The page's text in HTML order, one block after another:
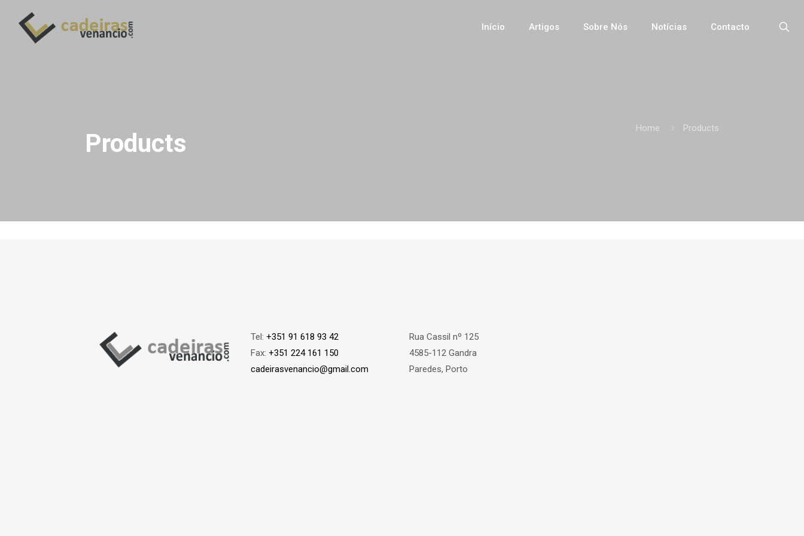
Início Artigos Sobre Nós Notícias Contacto
Products
Home Products
Tel: +351 91 618 93 42
Fax: +351 224 161 150
cadeirasvenancio@gmail.com
Rua Cassil nº 125
4585-112 Gandra
Paredes, Porto